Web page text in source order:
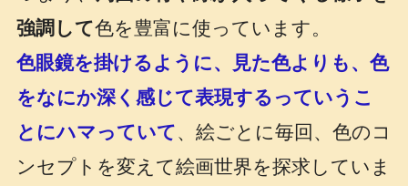
強調して色を豊富に使っています。
色眼鏡を掛けるように、見た色よりも、色
をなにか深く感じて表現するっていうこ
とにハマっていて、絵ごとに毎回、色のコ
ンセプトを変えて絵画世界を探求していま